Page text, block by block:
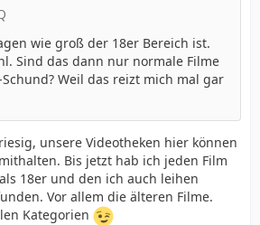
wie groß der 18er Bereich ist.
Sind das dann nur normale Filme
Weil das reizt mich mal gar
unsere Videotheken hier können
Bis jetzt hab ich jeden Film
18er und den ich auch leihen
Vor allem die älteren Filme.
Kategorien